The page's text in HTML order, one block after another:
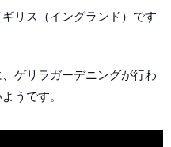
リス（イングランド）です
ゲリラガーデニングが行わ
うです。